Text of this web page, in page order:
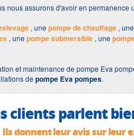
assurons d'avoir en permanence
, unepompe de chauffage , une
, unepompe submersible , une
et maintenance de pompe Eva
depompe Eva pompes.
clients parlent
Ils donnent leur avis sur leur